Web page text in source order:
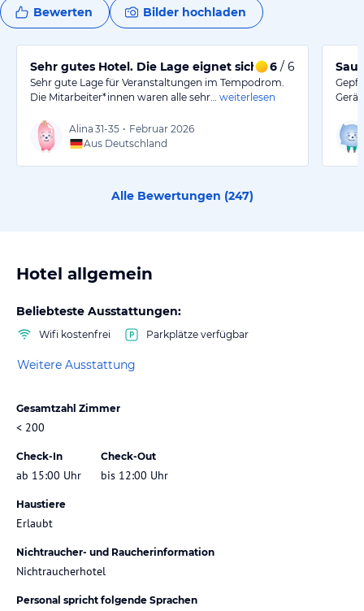
Bewerten Bilder hochladen
Sehr gutes Hotel. Die Lage eignet sich insbesondere
6 / 6
Sehr gute Lage für Veranstaltungen im Tempodrom.
Die Mitarbeiter*innen waren alle sehr…
weiterlesen
Alina 31-35 • Februar 2026
Aus Deutschland
Alle Bewertungen (247)
Hotel allgemein
Beliebteste Ausstattungen:
Wifi kostenfrei Parkplätze verfügbar
Weitere Ausstattung
Gesamtzahl Zimmer
< 200
Check-In
ab 15:00 Uhr
Check-Out
bis 12:00 Uhr
Haustiere
Erlaubt
Nichtraucher- und Raucherinformation
Nichtraucherhotel
Personal spricht folgende Sprachen